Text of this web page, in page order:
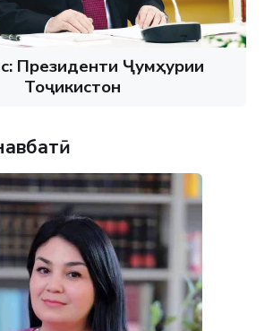
Президенти Ҷумҳурии
Тоҷикистон